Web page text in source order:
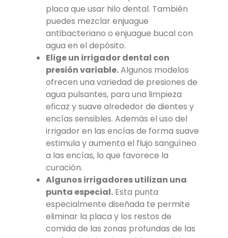
placa que usar hilo dental. También
puedes mezclar enjuague
antibacteriano o enjuague bucal con
agua en el depósito.
Elige un irrigador dental con
presión variable.Algunos modelos
ofrecen una variedad de presiones de
agua pulsantes, para una limpieza
eficaz y suave alrededor de dientes y
encías sensibles. Además el uso del
irrigador en las encías de forma suave
estimula y aumenta el flujo sanguíneo
a las encías, lo que favorece la
curación.
Algunos irrigadores utilizan una
punta especial. Esta punta
especialmente diseñada te permite
eliminar la placa y los restos de
comida de las zonas profundas de las